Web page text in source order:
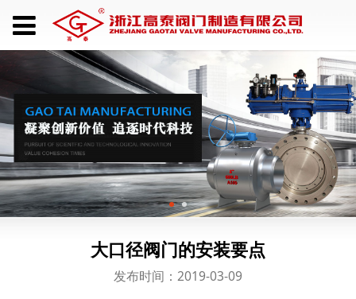
大口径阀门的安装要点
发布时间：2019-03-09